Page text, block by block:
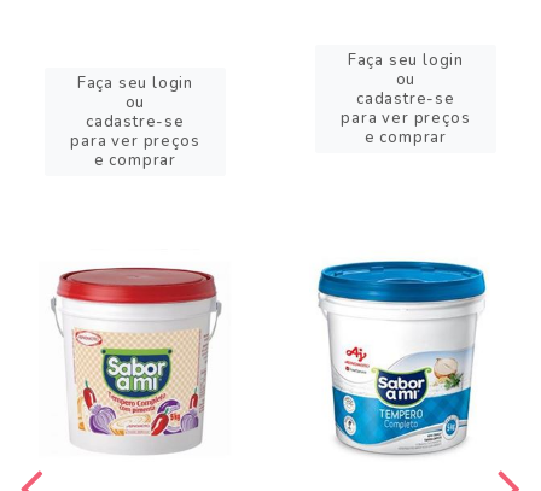
Faça seu login
ou
cadastre-se
para ver preços
e comprar
Faça seu login
ou
cadastre-se
para ver preços
e comprar